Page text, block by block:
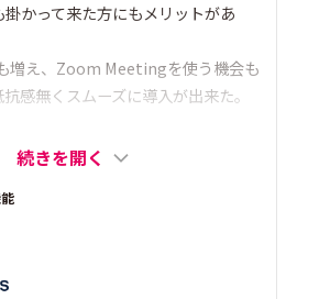
かって来た方にもメリットがあ
増え、Zoom Meetingを使う機会も
感無くスムーズに導入が出来た。
続きを開く